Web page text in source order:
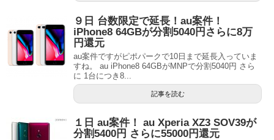
９日 台数限定で延長！au案件！
iPhone8 64GBが分割5040円さらに8万
円還元
au案件ですがピポパークで10日まで延長入っていま
すね。 au iPhone8 64GBがMNPで分割5040円 さら
に 1台につき8...
記事を読む
１日 au案件！ au Xperia XZ3 SOV39が
分割5400円 さらに55000円還元